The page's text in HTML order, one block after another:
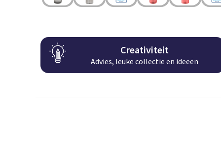
Creativiteit
Advies, leuke collectie en ideeën